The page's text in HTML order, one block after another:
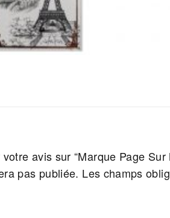
avis sur “Marque Page Sur
pas publiée. Les champs